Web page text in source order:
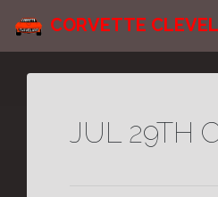
CORVETTE
JUL 29TH